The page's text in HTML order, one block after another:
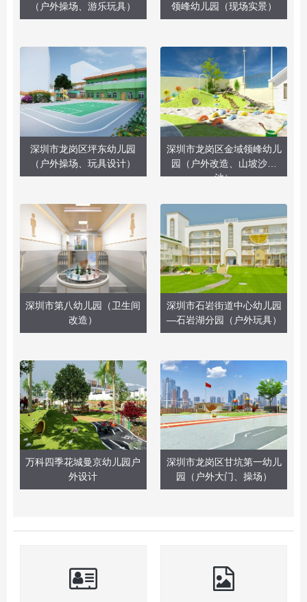
（户外操场、游乐玩具）
领峰幼儿园（现场实景）
深圳市龙岗区坪东幼儿园
（户外操场、玩具设计）
深圳市龙岗区金域领峰幼儿
园（户外改造、山坡沙水
池）
深圳市第八幼儿园（卫生间
改造）
深圳市石岩街道中心幼儿园
—石岩湖分园（户外玩具）
万科四季花城曼京幼儿园户
外设计
深圳市龙岗区甘坑第一幼儿
园（户外大门、操场）